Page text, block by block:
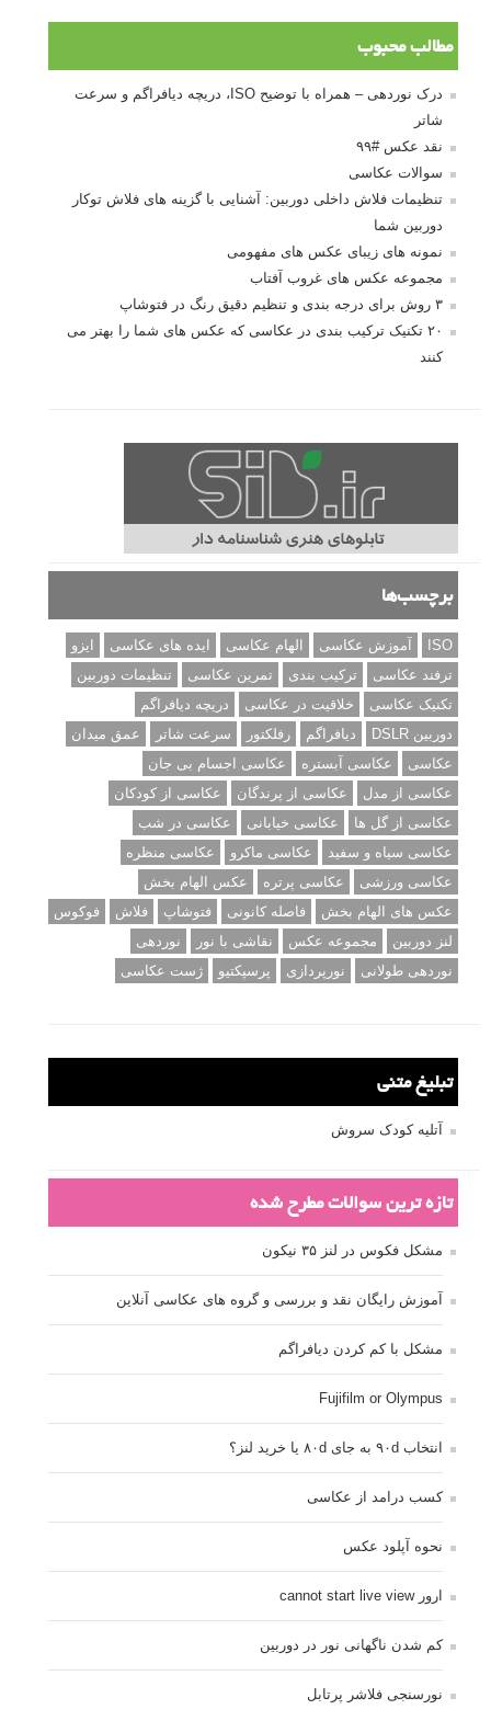
مطالب محبوب
درک نوردهی – همراه با توضیح ISO، دریچه دیافراگم و سرعت
شاتر
نقد عکس #۹۹
سوالات عکاسی
تنظیمات فلاش داخلی دوربین: آشنایی با گزینه های فلاش توکار
دوربین شما
نمونه های زیبای عکس های مفهومی
مجموعه عکس های غروب آفتاب
۳ روش برای درجه بندی و تنظیم دقیق رنگ در فتوشاپ
۲۰ تکنیک ترکیب بندی در عکاسی که عکس های شما را بهتر می
کنند
برچسب‌ها
ISO آموزش عکاسی الهام عکاسی ایده های عکاسی
ایزو
ترفند عکاسی
ترکیب بندی تمرین عکاسی
تنظیمات دوربین
تکنیک عکاسی
خلاقیت در عکاسی
دریچه دیافراگم
دوربین DSLR
دیافراگم رفلکتور سرعت شاتر
عمق میدان
عکاسی
عکاسی آبستره
عکاسی اجسام بی جان
عکاسی از مدل
عکاسی از پرندگان
عکاسی از کودکان
عکاسی از گل ها
عکاسی خیابانی
عکاسی در شب
عکاسی سیاه و سفید
عکاسی ماکرو
عکاسی منظره
عکاسی ورزشی
عکاسی پرتره
عکس الهام بخش
عکس های الهام بخش
فاصله کانونی فتوشاپ فلاش
فوکوس
لنز دوربین
مجموعه عکس نقاشی با نور
نوردهی
نوردهی طولانی
نورپردازی پرسپکتیو ژست عکاسی
تبلیغ متنی
آتلیه کودک سروش
تازه ترین سوالات مطرح شده
مشکل فکوس در لنز ۳۵ نیکون
آموزش رایگان نقد و بررسی و گروه های عکاسی آنلاین
مشکل با کم کردن دیافراگم
Fujifilm or Olympus
انتخاب ۹۰d به جای ۸۰d یا خرید لنز؟
کسب درامد از عکاسی
نحوه آپلود عکس
ارور cannot start live view
کم شدن ناگهانی نور در دوربین
نورسنجی فلاشر پرتابل